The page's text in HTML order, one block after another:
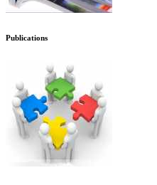
Publications